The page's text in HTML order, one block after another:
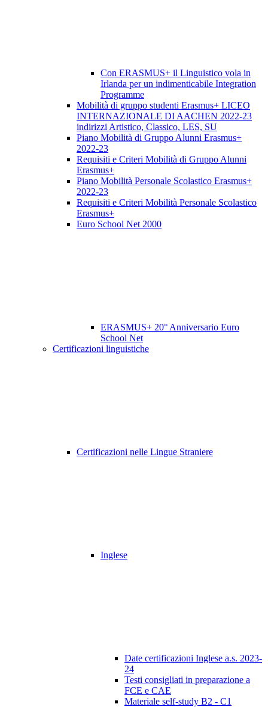
Con ERASMUS+ il Linguistico vola in
Irlanda per un indimenticabile Integration
Programme
Mobilità di gruppo studenti Erasmus+ LICEO
INTERNAZIONALE DI AACHEN 2022-23
indirizzi Artistico, Classico, LES, SU
Piano Mobilità di Gruppo Alunni Erasmus+
2022-23
Requisiti e Criteri Mobilità di Gruppo Alunni
Erasmus+
Piano Mobilità Personale Scolastico Erasmus+
2022-23
Requisiti e Criteri Mobilità Personale Scolastico
Erasmus+
Euro School Net 2000
ERASMUS+ 20° Anniversario Euro
School Net
Certificazioni linguistiche
Certificazioni nelle Lingue Straniere
Inglese
Date certificazioni Inglese a.s. 2023-
24
Testi consigliati in preparazione a
FCE e CAE
Materiale self-study B2 - C1